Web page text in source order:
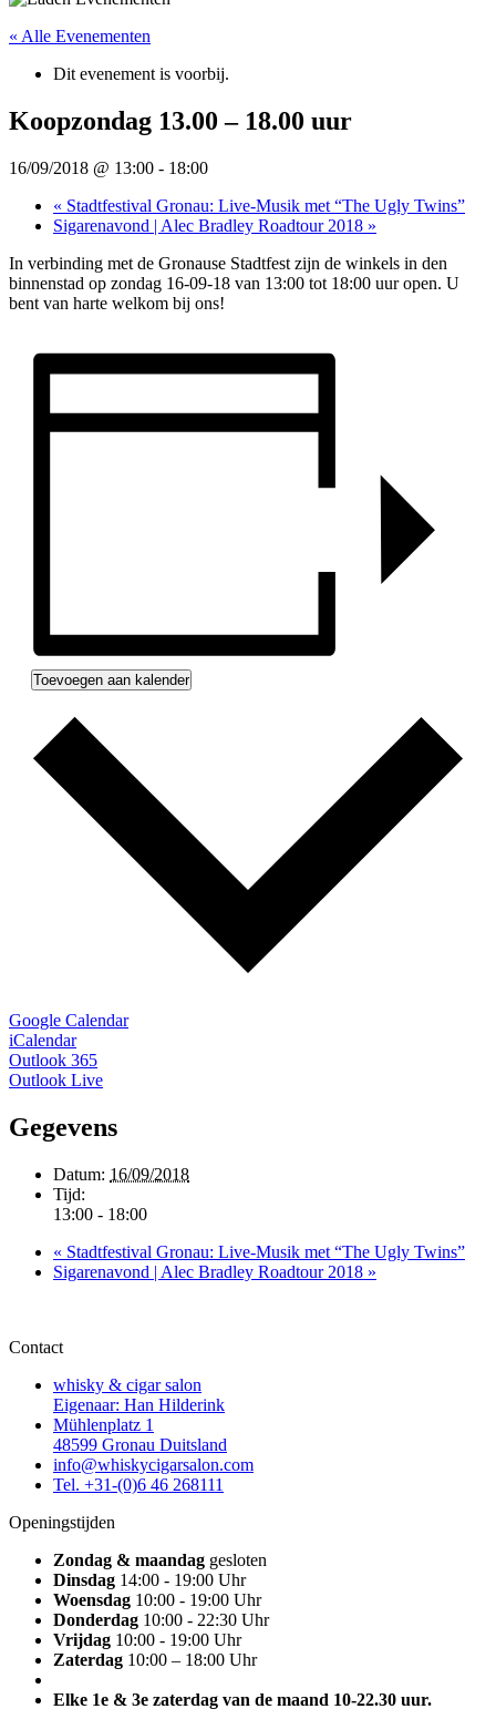
« Alle Evenementen
Dit evenement is voorbij.
Koopzondag 13.00 – 18.00 uur
16/09/2018 @ 13:00 - 18:00
« Stadtfestival Gronau: Live-Musik met “The Ugly Twins”
Sigarenavond | Alec Bradley Roadtour 2018 »
In verbinding met de Gronause Stadtfest zijn de winkels in den
binnenstad op zondag 16-09-18 van 13:00 tot 18:00 uur open. U
bent van harte welkom bij ons!
Toevoegen aan kalender
Google Calendar
iCalendar
Outlook 365
Outlook Live
Gegevens
Datum: 16/09/2018
Tijd:
13:00 - 18:00
« Stadtfestival Gronau: Live-Musik met “The Ugly Twins”
Sigarenavond | Alec Bradley Roadtour 2018 »
Contact
whisky & cigar salon
Eigenaar: Han Hilderink
Mühlenplatz 1
48599 Gronau Duitsland
info@whiskycigarsalon.com
Tel. +31-(0)6 46 268111
Openingstijden
Zondag & maandag gesloten
Dinsdag 14:00 - 19:00 Uhr
Woensdag 10:00 - 19:00 Uhr
Donderdag 10:00 - 22:30 Uhr
Vrijdag 10:00 - 19:00 Uhr
Zaterdag 10:00 – 18:00 Uhr
Elke 1e & 3e zaterdag van de maand 10-22.30 uur.